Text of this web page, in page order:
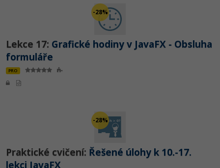
-28%
Lekce 17: Grafické hodiny v JavaFX - Obsluha
formuláře
PRO
-28%
Praktické cvičení: Řešené úlohy k 10.-17.
lekci JavaFX